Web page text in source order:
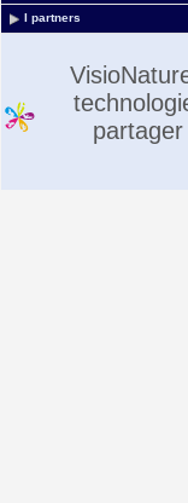
I partners